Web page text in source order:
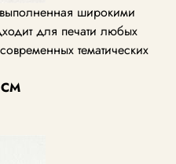
широкими
для печати любых
тематических